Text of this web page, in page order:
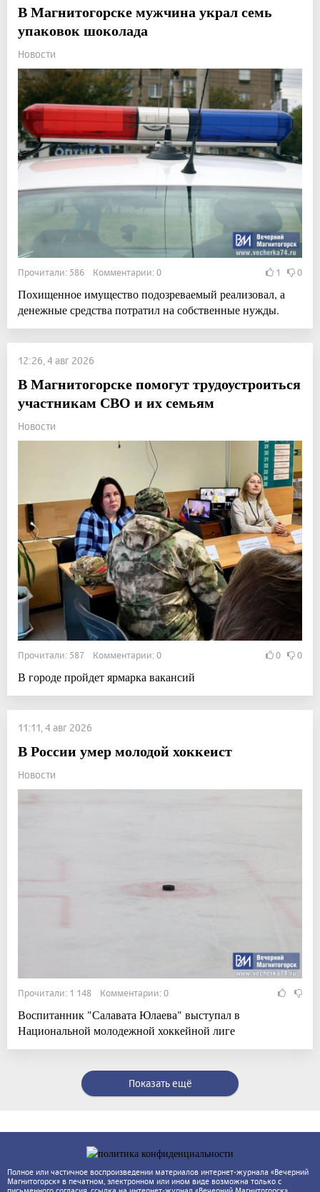
В Магнитогорске мужчина украл семь
упаковок шоколада
Новости
Прочитали: 586 Комментарии: 0 1 0
Похищенное имущество подозреваемый реализовал, а
денежные средства потратил на собственные нужды.
12:26, 4 авг 2026
В Магнитогорске помогут трудоустроиться
участникам СВО и их семьям
Новости
Прочитали: 587 Комментарии: 0 0 0
В городе пройдет ярмарка вакансий
11:11, 4 авг 2026
В России умер молодой хоккеист
Новости
Прочитали: 1 148 Комментарии: 0
Воспитанник "Салавата Юлаева" выступал в
Национальной молодежной хоккейной лиге
Показать ещё
Полное или частичное воспроизведении материалов интернет-журнала «Вечерний
Магнитогорск» в печатном, электронном или ином виде возможна только с